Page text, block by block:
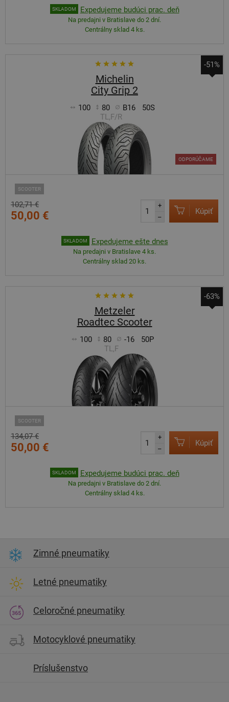
SKLADOM Expedujeme budúci prac. deň
Na predajni v Bratislave do 2 dní.
Centrálny sklad 4 ks.
-51%
Michelin
City Grip 2
100 80 B16
50S
TL,F/R
SCOOTER
ODPORÚČAME
102,71 €
50,00 €
+
–
Kúpiť
SKLADOM Expedujeme ešte dnes
Na predajni v Bratislave 4 ks.
Centrálny sklad 20 ks.
-63%
Metzeler
Roadtec Scooter
100 80 -16
50P
TL,F
SCOOTER
134,07 €
50,00 €
+
–
Kúpiť
SKLADOM Expedujeme budúci prac. deň
Na predajni v Bratislave do 2 dní.
Centrálny sklad 4 ks.
Zimné pneumatiky
Letné pneumatiky
Celoročné pneumatiky
Motocyklové pneumatiky
Príslušenstvo